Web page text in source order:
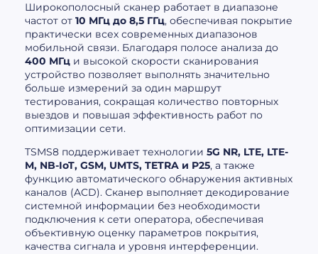
Широкополосный сканер работает в диапазоне
частот от 10 МГц до 8,5 ГГц, обеспечивая покрытие
практически всех современных диапазонов
мобильной связи. Благодаря полосе анализа до
400 МГц и высокой скорости сканирования
устройство позволяет выполнять значительно
больше измерений за один маршрут
тестирования, сокращая количество повторных
выездов и повышая эффективность работ по
оптимизации сети.
TSMS8 поддерживает технологии 5G NR, LTE, LTE-
M, NB-IoT, GSM, UMTS, TETRA и P25, а также
функцию автоматического обнаружения активных
каналов (ACD). Сканер выполняет декодирование
системной информации без необходимости
подключения к сети оператора, обеспечивая
объективную оценку параметров покрытия,
качества сигнала и уровня интерференции.